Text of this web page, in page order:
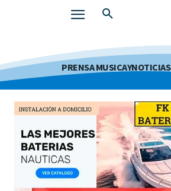
PRENSA MUSICAYNOTICIAS